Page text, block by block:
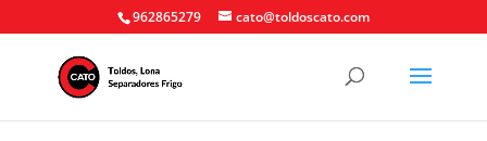
962865279 cato@toldoscato.com